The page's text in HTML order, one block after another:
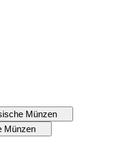
Münzen
Münzen